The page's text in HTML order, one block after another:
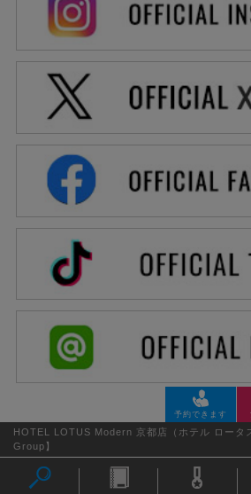
HOTEL LOTUS Modern 京都店（ホテル ロータ
Group】